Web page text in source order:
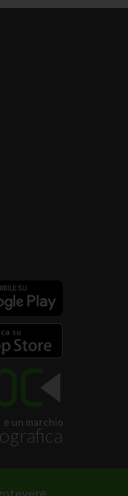
è un marchio